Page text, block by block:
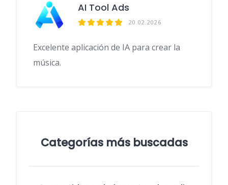
k AI Tool Ads
20.02.2026
Excelente aplicación de IA para crear la
música.
Categorías más buscadas